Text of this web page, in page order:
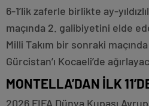
6-1’lik zaferle birlikte ay-
maçında 2. galibiyetini elde
Milli Takım bir sonraki
Gürcistan’ı Kocaeli’de
MONTELLA’DAN İLK
2026 FIFA Dünya Kupası